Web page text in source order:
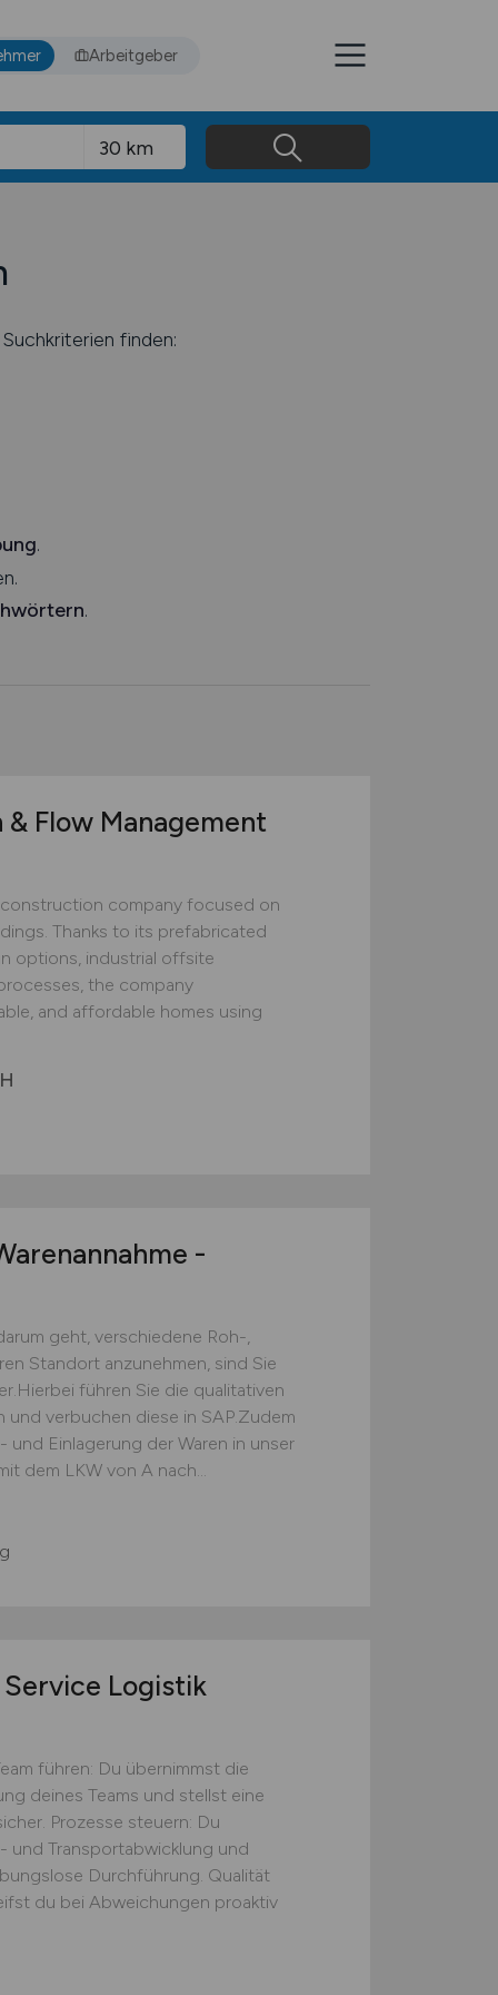
Arbeitgeber
finden:
.
.
Flow Management
company focused on
Thanks to its prefabricated
options, industrial offsite
the company
and affordable homes using
-
geht, verschiedene Roh-,
Standort anzunehmen, sind Sie
führen Sie die qualitativen
verbuchen diese in SAP.Zudem
Einlagerung der Waren in unser
dem LKW von A nach...
Logistik
führen: Du übernimmst die
deines Teams und stellst eine
Prozesse steuern: Du
und Transportabwicklung und
Durchführung. Qualität
du bei Abweichungen proaktiv